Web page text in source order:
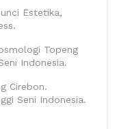
Estetika,
Topeng
Indonesia.
Cirebon.
Seni Indonesia.